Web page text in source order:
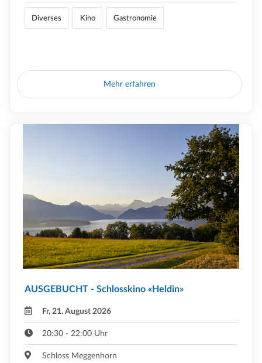
Diverses Kino Gastronomie
Mehr erfahren
AUSGEBUCHT - Schlosskino «Heldin»
Fr, 21. August 2026
20:30 - 22:00 Uhr
Schloss Meggenhorn